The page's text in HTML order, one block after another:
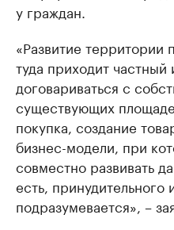
у граждан.
«Развитие территории
туда приходит
договариваться с
существующих
покупка, создание
бизнес-модели, при
совместно развивать
есть, принудительного
подразумевается», –